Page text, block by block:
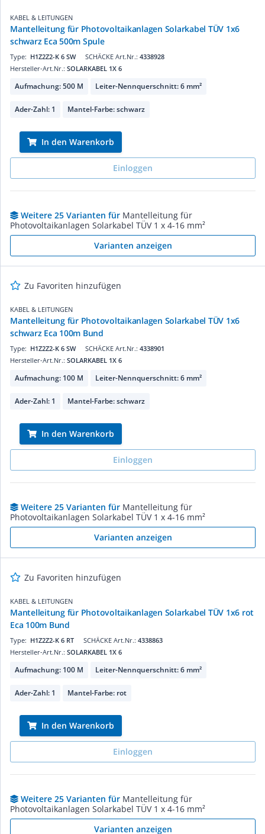
KABEL & LEITUNGEN
Mantelleitung für Photovoltaikanlagen Solarkabel TÜV 1x6
schwarz Eca 500m Spule
SCHÄCKE Art.Nr.: 4338928
Type: H1Z2Z2-K 6 SW
Hersteller-Art.Nr.: SOLARKABEL 1X 6
Aufmachung: 500 M Leiter-Nennquerschnitt: 6 mm²
Ader-Zahl: 1 Mantel-Farbe: schwarz
In den Warenkorb
Einloggen
Weitere 25 Varianten für Mantelleitung für
Photovoltaikanlagen Solarkabel TÜV 1 x 4-16 mm²
Varianten anzeigen
Zu Favoriten hinzufügen
KABEL & LEITUNGEN
Mantelleitung für Photovoltaikanlagen Solarkabel TÜV 1x6
schwarz Eca 100m Bund
SCHÄCKE Art.Nr.: 4338901
Type: H1Z2Z2-K 6 SW
Hersteller-Art.Nr.: SOLARKABEL 1X 6
Aufmachung: 100 M Leiter-Nennquerschnitt: 6 mm²
Ader-Zahl: 1 Mantel-Farbe: schwarz
In den Warenkorb
Einloggen
Weitere 25 Varianten für Mantelleitung für
Photovoltaikanlagen Solarkabel TÜV 1 x 4-16 mm²
Varianten anzeigen
Zu Favoriten hinzufügen
KABEL & LEITUNGEN
Mantelleitung für Photovoltaikanlagen Solarkabel TÜV 1x6 rot
Eca 100m Bund
SCHÄCKE Art.Nr.: 4338863
Type: H1Z2Z2-K 6 RT
Hersteller-Art.Nr.: SOLARKABEL 1X 6
Aufmachung: 100 M Leiter-Nennquerschnitt: 6 mm²
Ader-Zahl: 1 Mantel-Farbe: rot
In den Warenkorb
Einloggen
Weitere 25 Varianten für Mantelleitung für
Photovoltaikanlagen Solarkabel TÜV 1 x 4-16 mm²
Varianten anzeigen